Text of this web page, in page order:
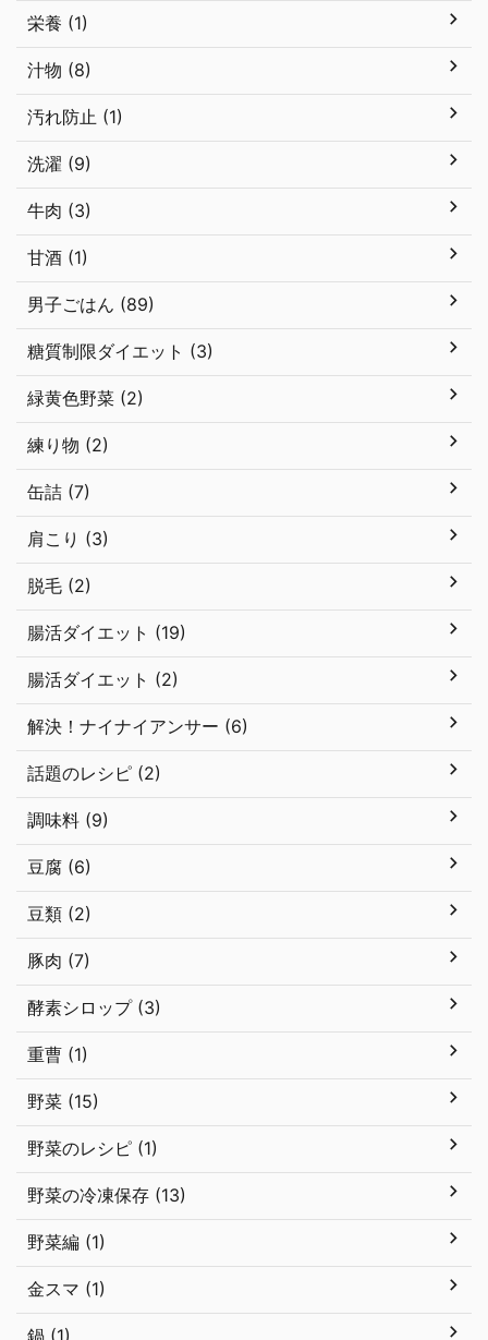
栄養 (1)
汁物 (8)
汚れ防止 (1)
洗濯 (9)
牛肉 (3)
甘酒 (1)
男子ごはん (89)
糖質制限ダイエット (3)
緑黄色野菜 (2)
練り物 (2)
缶詰 (7)
肩こり (3)
脱毛 (2)
腸活ダイエット (19)
腸活ダイエット (2)
解決！ナイナイアンサー (6)
話題のレシピ (2)
調味料 (9)
豆腐 (6)
豆類 (2)
豚肉 (7)
酵素シロップ (3)
重曹 (1)
野菜 (15)
野菜のレシピ (1)
野菜の冷凍保存 (13)
野菜編 (1)
金スマ (1)
鍋 (1)